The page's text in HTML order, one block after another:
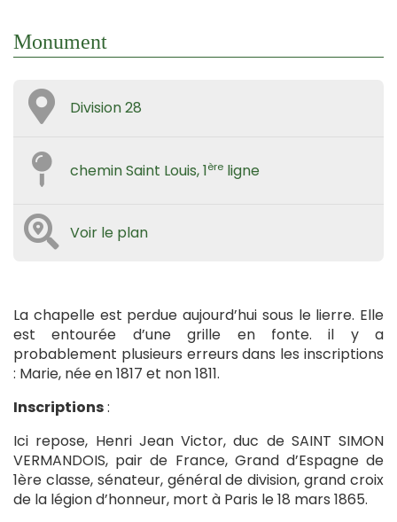
Monument
Division 28
chemin Saint Louis, 1ère ligne
Voir le plan
La chapelle est perdue aujourd’hui sous le lierre. Elle
est entourée d’une grille en fonte. il y a
probablement plusieurs erreurs dans les inscriptions
: Marie, née en 1817 et non 1811.
Inscriptions:
Ici repose, Henri Jean Victor, duc de SAINT SIMON
VERMANDOIS, pair de France, Grand d’Espagne de
1ère classe, sénateur, général de division, grand croix
de la légion d’honneur, mort à Paris le 18 mars 1865.